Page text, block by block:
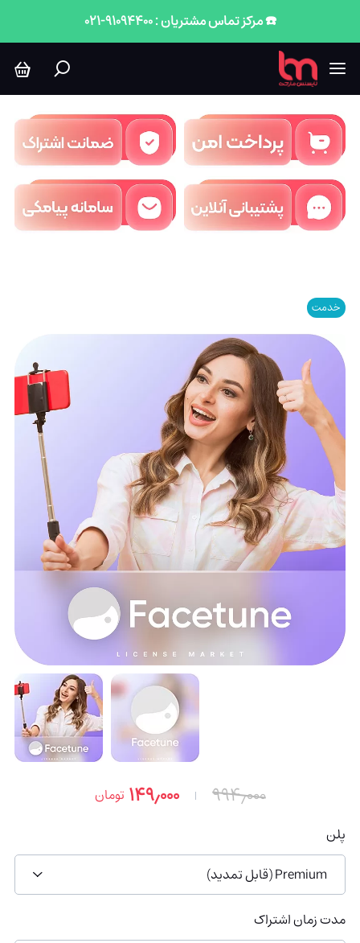
☎️ مرکز تماس مشتریان : 91094400-021
خدمت
۹۹۴٫۰۰۰ ۱۴۹٫۰۰۰ تومان
پلن
Premium (قابل تمدید)
مدت زمان اشتراک